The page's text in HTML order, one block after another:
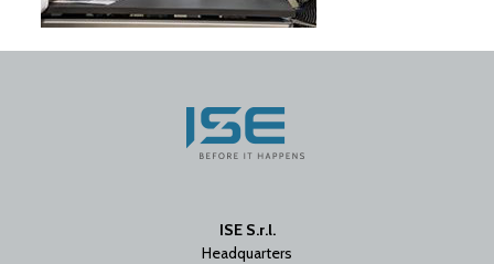
ISE S.r.l.
Headquarters